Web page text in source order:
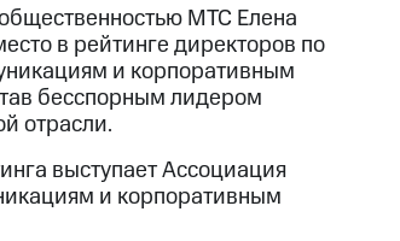
МТС Елена
в рейтинге директоров по
и корпоративным
бесспорным лидером
отрасли.
выступает Ассоциация
и корпоративным